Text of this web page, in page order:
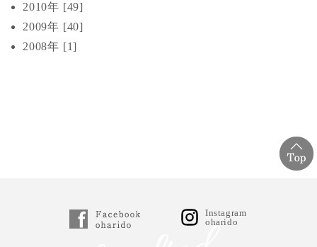
2010年 [49]
2009年 [40]
2008年 [1]
Instagram
oharido